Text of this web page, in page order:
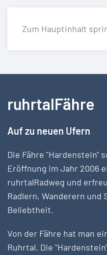
Zum Hauptinhalt
ruhrtalFähre
Auf zu neuen Ufern
Die Fähre "Hardenstein"
Eröffnung im Jahr 2006
ruhrtalRadweg und
Radlern, Wanderern und
Beliebtheit.
Von der Fähre hat man
Ruhrtal. Die